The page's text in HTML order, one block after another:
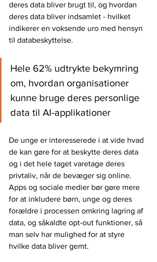
deres data bliver brugt til, og hvordan
deres data bliver indsamlet - hvilket
indikerer en voksende uro med hensyn
til databeskyttelse.
Hele 62% udtrykte bekymring
om, hvordan organisationer
kunne bruge deres personlige
data til AI-applikationer
De unge er interesserede i at vide hvad
de kan gøre for at beskytte deres data
og i det hele taget varetage deres
privtaliv, når de bevæger sig online.
Apps og sociale medier bør gøre mere
for at inkludere børn, unge og deres
forældre i processen omkring lagring af
data, og såkaldte opt-out funktioner, så
man selv har mulighed for at styre
hvilke data bliver gemt.